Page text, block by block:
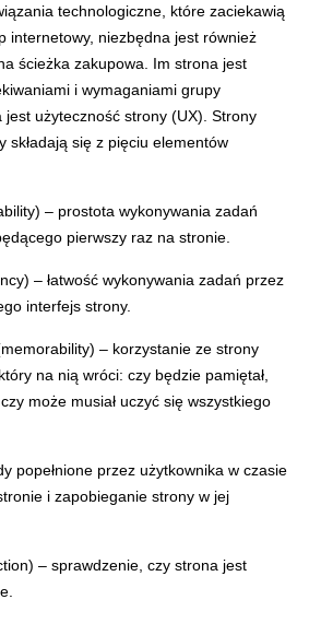
technologiczne, które zaciekawią
internetowy, niezbędna jest również
ścieżka zakupowa. Im strona jest
i wymaganiami grupy
jest użyteczność strony (UX). Strony
składają się z pięciu elementów
– prostota wykonywania zadań
pierwszy raz na stronie.
– łatwość wykonywania zadań przez
interfejs strony.
– korzystanie ze strony
na nią wróci: czy będzie pamiętał,
może musiał uczyć się wszystkiego
popełnione przez użytkownika w czasie
i zapobieganie strony w jej
– sprawdzenie, czy strona jest